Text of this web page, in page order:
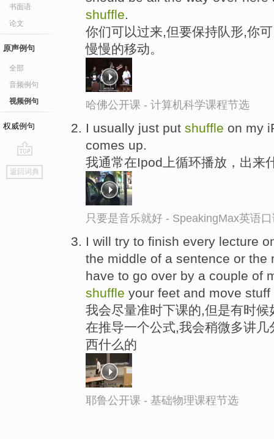
书面语
论文
原声例句
全部
音频例句
视频例句
权威例句
go
top
返回词典
shuffle.
你们可以过来,但要保持队形,你
慢慢的移动。
哈佛公开课 - 计算机科学课程节选
I usually just put shuffle on my
comes up.
我通常在Ipod上循环播放，出来
只要是音乐就好 - SpeakingMax英语
I will try to finish every lecture
the middle of a sentence or the
have to go over by a couple of
shuffle your feet and move stuff
我会尽量准时下课的,但是有时
在推导一个公式,我会稍微多讲
西什么的
耶鲁公开课 - 基础物理课程节选